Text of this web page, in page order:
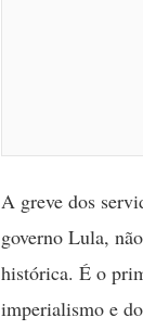
A greve dos
governo Lula,
histórica. É o
imperialismo e